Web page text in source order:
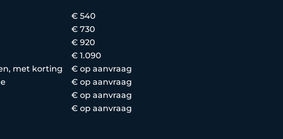
€ 540
€ 730
€ 920
€ 1.090
met korting
€ op aanvraag
€ op aanvraag
€ op aanvraag
€ op aanvraag